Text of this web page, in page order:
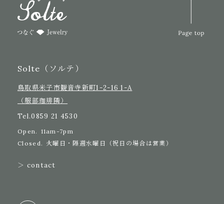
Solte（ソルテ）
鳥取県米子市観音寺新町1-2-16 1-A
（服部珈琲隣）
Tel.0859 21 4530
Open. 11am-7pm
Closed. 火曜日・隔週水曜日（祝日の場合は営業）
＞ contact